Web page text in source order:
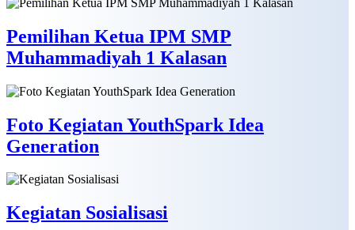
Pemilihan Ketua IPM SMP
Muhammadiyah 1 Kalasan
Foto Kegiatan YouthSpark Idea
Generation
Kegiatan Sosialisasi